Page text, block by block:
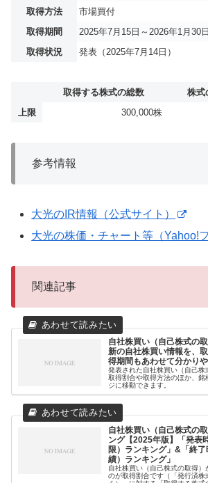
取得方法
市場買付
取得期間
2025年7月15日～2026年1月30日
取得状況
発表（2025年7月14日）
取得する株式の総数
株式
上限
300,000株
参考情報
大光のIR情報（公式サイト）
大光の株価・チャート等（Yahoo!
関連記事
自社株買い（自己株式の
新の自社株買い情報を、
得期間もあわせて分かりや
発表された自社株買い（自己株
取得割合や取得方法のほか、銘
ジに移動できます。
自社株買い（自己株式の
ング【2025年版】「発表
限）ランキング」&「終
績）ランキング」
自社株買い（自己株式の取得
のが取得割合です（「発行済株